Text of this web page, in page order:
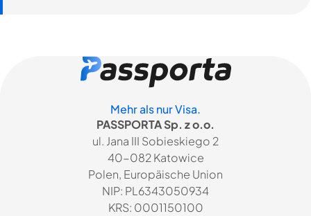
Mehr als nur Visa.
PASSPORTA Sp. z o.o.
ul. Jana III Sobieskiego 2
40-082 Katowice
Polen, Europäische Union
NIP: PL6343050934
KRS: 0001150100